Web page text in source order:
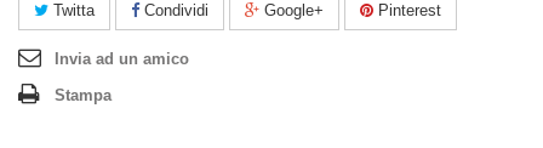
Twitta Condividi Google+ Pinterest
Invia ad un amico
Stampa